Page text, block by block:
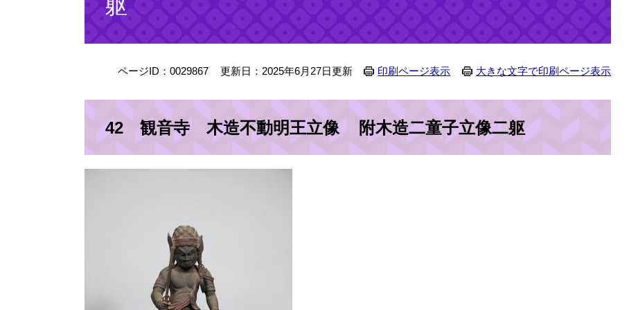
躯
ページID：0029867 更新日：2025年6月27日更新 印刷ページ表示 大きな文字で印刷ページ表示
42 観音寺 木造不動明王立像 附木造二童子立像二躯